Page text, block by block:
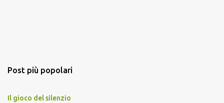
Post più popolari
Il gioco del silenzio